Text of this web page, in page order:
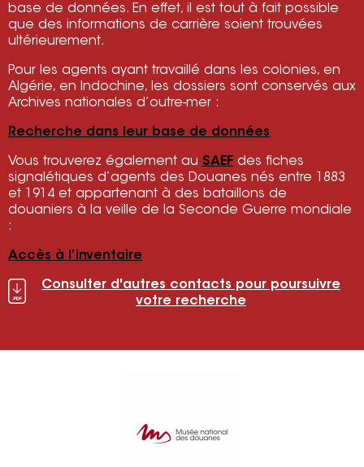
base de données. En effet, il est tout à fait possible
que des informations de carrière soient trouvées
ultérieurement.
Pour les agents ayant travaillé dans les colonies, en
Algérie, en Indochine, les dossiers sont conservés aux
Archives nationales d’outre-mer :
Recherche dans leur base de données
Vous trouverez également au SAEF des fiches
signalétiques d’agents des Douanes nés entre 1883
et 1914 et appartenant à des bataillons de
douaniers à la veille de la Seconde Guerre mondiale
:
Accès à l’inventaire
Consulter d'autres contacts pour poursuivre
votre recherche